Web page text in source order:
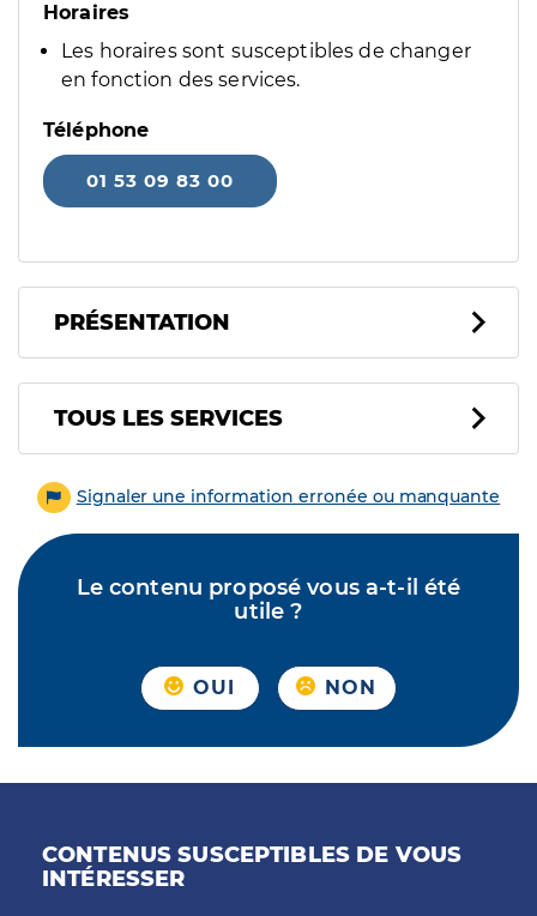
Horaires
Les horaires sont susceptibles de changer
en fonction des services.
Téléphone
01 53 09 83 00
PRÉSENTATION
Tous les services
TOUS LES SERVICES
Signaler une information erronée ou manquante
Le contenu proposé vous a-t-il été
utile ?
OUI NON
CONTENUS SUSCEPTIBLES DE VOUS
INTÉRESSER